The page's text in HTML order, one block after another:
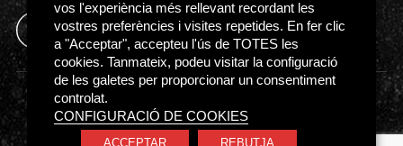
Política de Privacidad
Normativa de acceso
Canal Ético
vos l'experiència més rellevant recordant les
vostres preferències i visites repetides. En fer clic
a "Acceptar", accepteu l'ús de TOTES les
cookies. Tanmateix, podeu visitar la configuració
de les galetes per proporcionar un consentiment
controlat.
CONFIGURACIÓ DE COOKIES
ACCEPTAR REBUTJA